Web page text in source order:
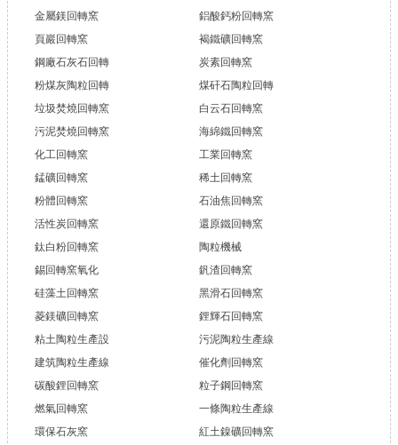
金屬鎂回轉窯
鋁酸鈣粉回轉窯
頁巖回轉窯
褐鐵礦回轉窯
鋼廠石灰石回轉
炭素回轉窯
粉煤灰陶粒回轉
煤矸石陶粒回轉
垃圾焚燒回轉窯
白云石回轉窯
污泥焚燒回轉窯
海綿鐵回轉窯
化工回轉窯
工業回轉窯
錳礦回轉窯
稀土回轉窯
粉體回轉窯
石油焦回轉窯
活性炭回轉窯
還原鐵回轉窯
鈦白粉回轉窯
陶粒機械
錫回轉窯氧化
釩渣回轉窯
硅藻土回轉窯
黑滑石回轉窯
菱鎂礦回轉窯
鋰輝石回轉窯
粘土陶粒生產設
污泥陶粒生產線
建筑陶粒生產線
催化劑回轉窯
碳酸鋰回轉窯
粒子鋼回轉窯
燃氣回轉窯
一條陶粒生產線
環保石灰窯
紅土鎳礦回轉窯